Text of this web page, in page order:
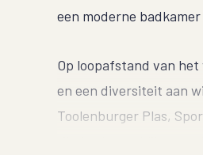
een moderne
Op loopafstand van
en een diversiteit aan
Toolenburger Plas,